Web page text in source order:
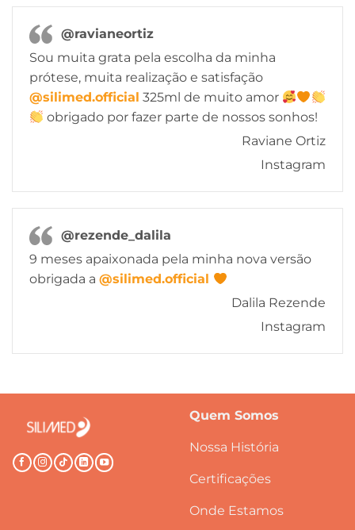
@ravianeortiz
Sou muita grata pela escolha da minha
prótese, muita realização e satisfação
@silimed.official 325ml de muito amor
obrigado por fazer parte de nossos sonhos!
Raviane Ortiz
Instagram
@rezende_dalila
9 meses apaixonada pela minha nova versão
obrigada a @silimed.official
Dalila Rezende
Instagram
Quem Somos
Nossa História
Certificações
Onde Estamos